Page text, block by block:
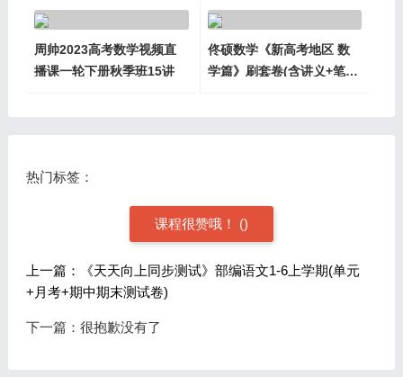
周帅2023高考数学视频直
播课一轮下册秋季班15讲
佟硕数学《新高考地区 数
学篇》刷套卷(含讲义+笔
热门标签：
课程很赞哦！ ()
上一篇：《天天向上同步测试》部编语文1-6上学期(单元
+月考+期中期末测试卷)
下一篇：很抱歉没有了